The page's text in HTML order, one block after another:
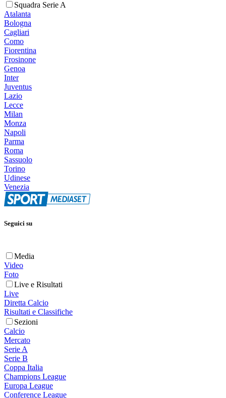
Squadra Serie A
Atalanta
Bologna
Cagliari
Como
Fiorentina
Frosinone
Genoa
Inter
Juventus
Lazio
Lecce
Milan
Monza
Napoli
Parma
Roma
Sassuolo
Torino
Udinese
Venezia
Seguici su
Media
Video
Foto
Live e Risultati
Live
Diretta Calcio
Risultati e Classifiche
Sezioni
Calcio
Mercato
Serie A
Serie B
Coppa Italia
Champions League
Europa League
Conference League